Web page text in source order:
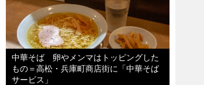
中華そば 卵やメンマはトッピングした
もの＝高松・兵庫町商店街に「中華そば
サービス」